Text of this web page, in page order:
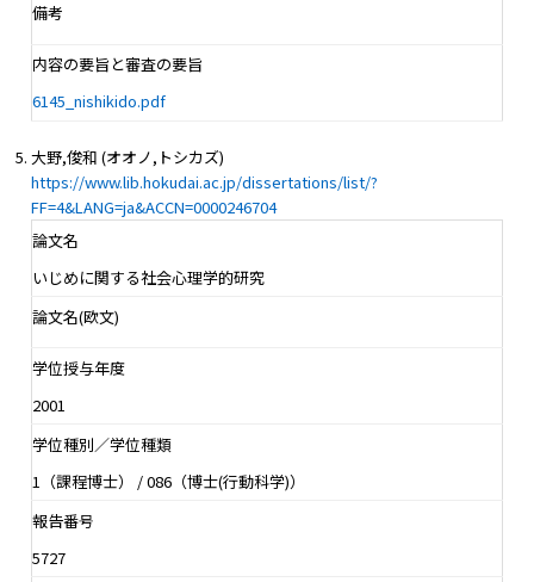
備考
内容の要旨と審査の要旨
6145_nishikido.pdf
大野,俊和 (オオノ,トシカズ)
https://www.lib.hokudai.ac.jp/dissertations/list/?
FF=4&LANG=ja&ACCN=0000246704
論文名
いじめに関する社会心理学的研究
論文名(欧文)
学位授与年度
2001
学位種別／学位種類
1（課程博士） / 086（博士(行動科学)）
報告番号
5727